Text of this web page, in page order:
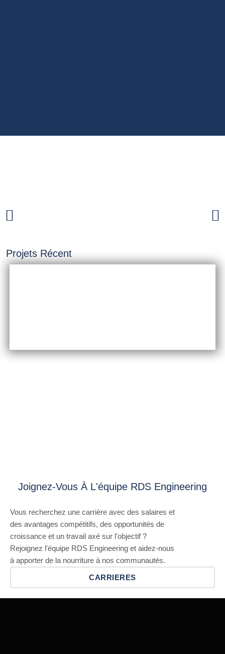
Projets Récent
Joignez-Vous À L'équipe RDS Engineering
Vous recherchez une carrière avec des salaires et
des avantages compétitifs, des opportunités de
croissance et un travail axé sur l'objectif ?
Rejoignez l'équipe RDS Engineering et aidez-nous
à apporter de la nourriture à nos communautés.
CARRIERES